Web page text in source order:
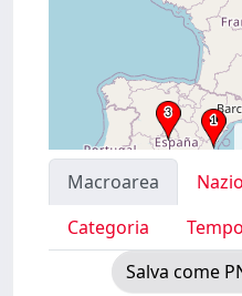
Macroarea
Categoria
Tempo
Salva come